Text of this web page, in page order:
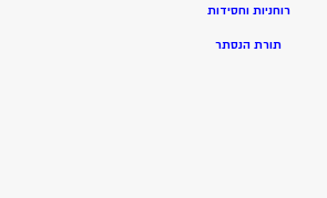
רוחניות וחסידות
תורת הנסתר